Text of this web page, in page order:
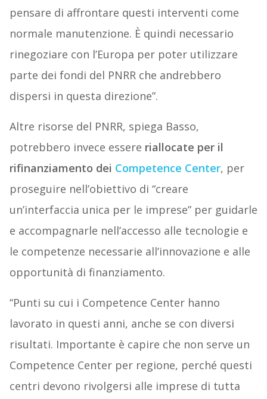
pensare di affrontare questi interventi come
normale manutenzione. È quindi necessario
rinegoziare con l’Europa per poter utilizzare
parte dei fondi del PNRR che andrebbero
dispersi in questa direzione”.
Altre risorse del PNRR, spiega Basso,
potrebbero invece essere riallocate per il
rifinanziamento dei Competence Center, per
proseguire nell’obiettivo di “creare
un’interfaccia unica per le imprese” per guidarle
e accompagnarle nell’accesso alle tecnologie e
le competenze necessarie all’innovazione e alle
opportunità di finanziamento.
“Punti su cui i Competence Center hanno
lavorato in questi anni, anche se con diversi
risultati. Importante è capire che non serve un
Competence Center per regione, perché questi
centri devono rivolgersi alle imprese di tutta